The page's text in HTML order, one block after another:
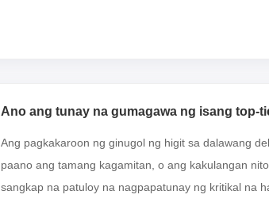
Ano ang tunay na gumagawa ng isang top-
Ang pagkakaroon ng ginugol ng higit sa dalawang
paano ang tamang kagamitan, o ang kakulangan
sangkap na patuloy na nagpapatunay ng kritikal na